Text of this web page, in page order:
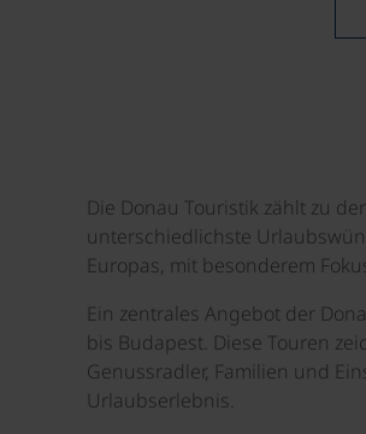
Die Donau Touristik zählt zu
unterschiedlichste
Europas, mit besonderem
Ein zentrales Angebot der
bis Budapest. Diese Touren
Genussradler, Familien und
Urlaubserlebnis.